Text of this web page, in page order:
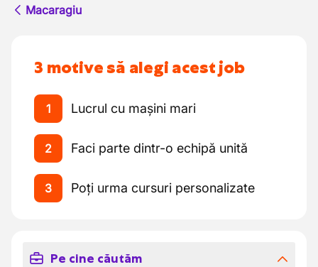
Macaragiu
3 motive să alegi acest job
1 Lucrul cu mașini mari
2 Faci parte dintr-o echipă unită
3 Poți urma cursuri personalizate
Pe cine căutăm